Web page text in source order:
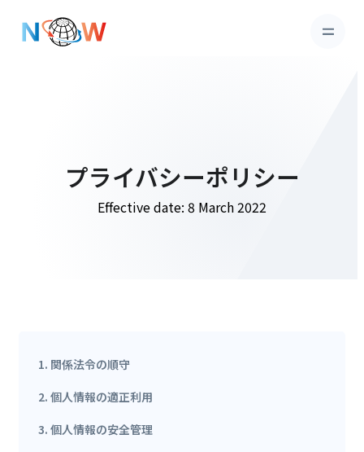
プライバシーポリシー
Effective date: 8 March 2022
1. 関係法令の順守
2. 個人情報の適正利用
3. 個人情報の安全管理